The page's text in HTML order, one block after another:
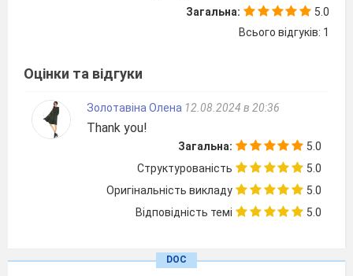
1) She ____ _________ (to be) happy all day.
2) It ____ always _________ (to snow) here in
3) Dan ____ _________ (to be) sick for three days.
4) Li and Susan ____ _________ (to try) four times
already and will not give up.
5) The old car ____ _________ (to be) a piece of junk
6) We ____ not _________ (to take) this test before.
7) My uncle ____ _________ (to be) to China.
9) I ____ _________ (to speak) to the president
Загальна:
5.0
Всього відгуків: 1
Оцінки та відгуки
Золотавіна Олена 12.08.2024 в 20:36
Thank you!
Загальна:
5.0
Структурованість
5.0
Оригінальність викладу
5.0
Відповідність темі
5.0
DOC